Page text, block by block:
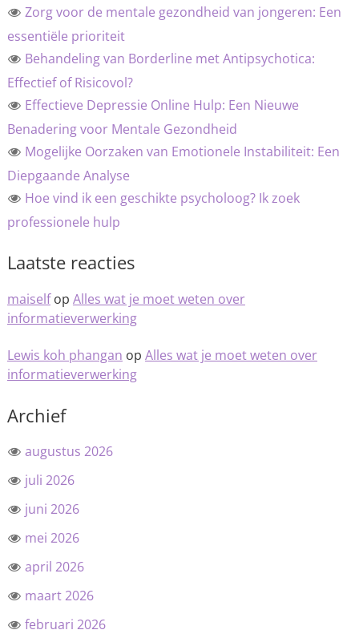
Zorg voor de mentale gezondheid van jongeren: Een
essentiële prioriteit
Behandeling van Borderline met Antipsychotica:
Effectief of Risicovol?
Effectieve Depressie Online Hulp: Een Nieuwe
Benadering voor Mentale Gezondheid
Mogelijke Oorzaken van Emotionele Instabiliteit: Een
Diepgaande Analyse
Hoe vind ik een geschikte psycholoog? Ik zoek
professionele hulp
Laatste reacties
maiselfop Alles wat je moet weten over
informatieverwerking
Lewis koh phangan op Alles wat je moet weten over
informatieverwerking
Archief
augustus 2026
juli 2026
juni 2026
mei 2026
april 2026
maart 2026
februari 2026